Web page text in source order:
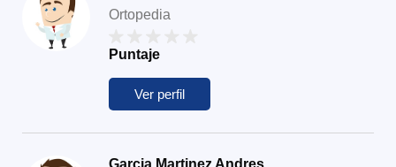
Ortopedia
Puntaje
Ver perfil
Garcia Martinez Andres